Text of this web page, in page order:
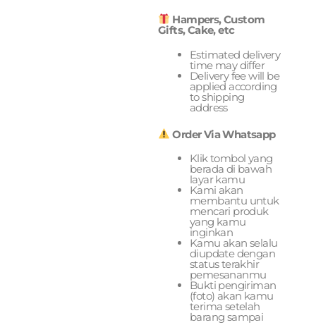
Hampers, Custom
Gifts, Cake, etc
Estimated delivery
time may differ
Delivery fee will be
applied according
to shipping
address
Order Via Whatsapp
Klik tombol yang
berada di bawah
layar kamu
Kami akan
membantu untuk
mencari produk
yang kamu
inginkan
Kamu akan selalu
diupdate dengan
status terakhir
pemesananmu
Bukti pengiriman
(foto) akan kamu
terima setelah
barang sampai